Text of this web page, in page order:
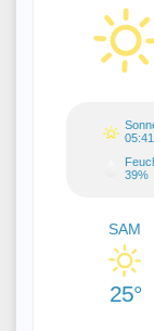
39%
SAM
25°